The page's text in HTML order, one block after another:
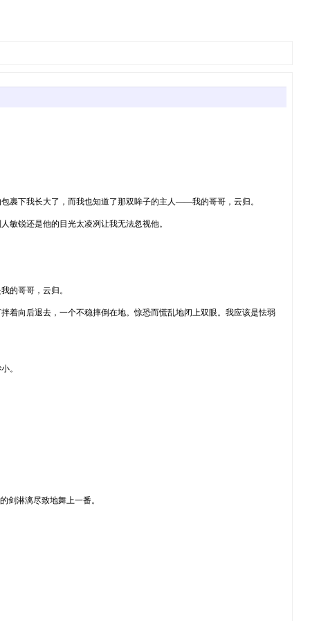
裹下我长大了，而我也知道了那双眸子的主人——我的哥哥，云归。
敏锐还是他的目光太凌冽让我无法忽视他。
的哥哥，云归。
着向后退去，一个不稳摔倒在地。惊恐而慌乱地闭上双眼。我应该是怯弱
。
剑淋漓尽致地舞上一番。